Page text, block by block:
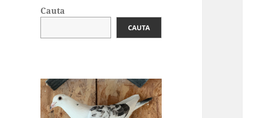
Cauta
CAUTA